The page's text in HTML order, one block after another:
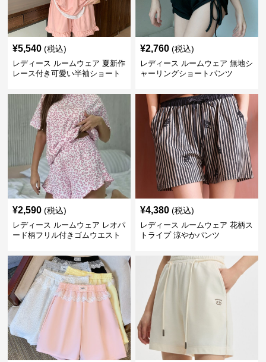
¥5,540 (税込)
レディース ルームウェア 夏新作
レース付き可愛い半袖ショート
¥2,760 (税込)
レディース ルームウェア 無地シ
ャーリングショートパンツ
¥2,590 (税込)
レディース ルームウェア レオパ
ード柄フリル付きゴムウエスト
¥4,380 (税込)
レディース ルームウェア 花柄ス
トライプ 涼やかパンツ